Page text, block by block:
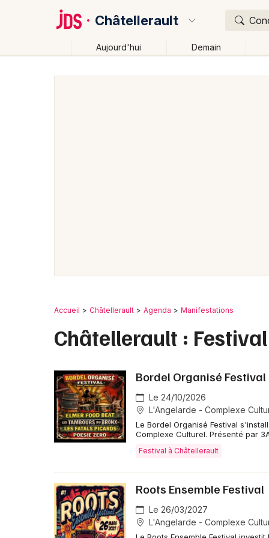
Châtellerault
Aujourd'hui Demain
Accueil Châtellerault Agenda Manifestations
Châtellerault : Festival
Bordel Organisé Festival
Le 24/10/2026
L'Angelarde - Complexe
Le Bordel Organisé Festival
Complexe Culturel. Présenté par
Festival à Châtellerault
Roots Ensemble Festival
Le 26/03/2027
L'Angelarde - Complexe